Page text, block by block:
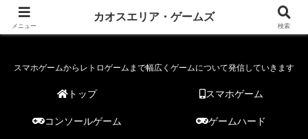
カオスエリア・ゲームズ
スマホゲームからレトロゲームまで幅広くゲームについて発信していきます
トップ スマホゲーム
コンソールゲーム ゲームハード
メニュー
カオスエリア・ゲームズ
検索